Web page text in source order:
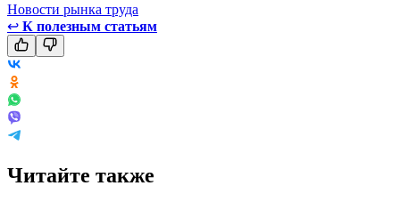
Новости рынка труда
↩ К полезным статьям
Читайте также